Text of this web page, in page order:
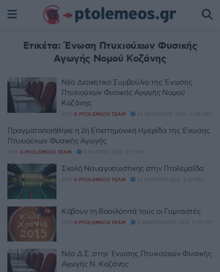
Ετικέτα:Ένωση Πτυχιούχων Φυσικής
Αγωγής Νομού Κοζάνης
Νέο Διοικητικό Συμβούλιο της Ένωσης
Πτυχιούχων Φυσικής Αγωγής Νομού
Κοζάνης
ΑΠΌ E-PTOLEMEOS TEAM 24 ΟΚΤΩΒΡΊΟΥ 2018, 12:39 ΜΜ
Πραγματοποιήθηκε η 2η Επιστημονική Ημερίδα της Ένωσης
Πτυχιούχων Φυσικής Αγωγής
ΑΠΌ E-PTOLEMEOS TEAM 9 ΜΑΡΤΊΟΥ 2017, 12:17 ΜΜ
Σχολή Ναυαγοσωστικής στην Πτολεμαΐδα
ΑΠΌ E-PTOLEMEOS TEAM 22 ΑΠΡΙΛΊΟΥ 2015, 9:32 ΠΜ
Κόβουν τη Βασιλόπιτά τους οι Γυμναστές
ΑΠΌ E-PTOLEMEOS TEAM 5 ΦΕΒΡΟΥΑΡΊΟΥ 2015, 11:52 ΠΜ
Νέο Δ.Σ. στην Ένωσης Πτυχιούχων Φυσικής
Αγωγής Ν. Κοζάνης